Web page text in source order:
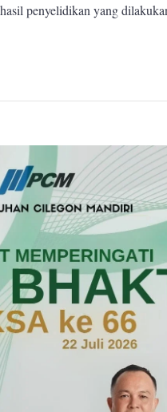
penyelidikan yang